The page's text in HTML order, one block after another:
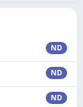
ND
ND
ND